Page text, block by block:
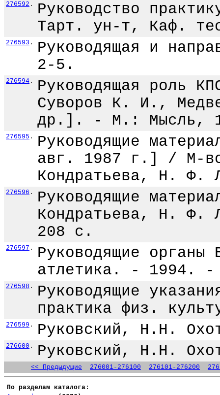
276592 .
Руководство
Тарт. ун-т, Каф.
276593 .
Руководящая и
2-5.
276594 .
Руководящая роль
Суворов К. И.,
др.]. - М.: Мысль,
276595 .
Руководящие
авг. 1987 г.] / М-
Кондратьева, Н.
276596 .
Руководящие
Кондратьева, Н.
208 с.
276597 .
Руководящие
атлетика. -
276598 .
Руководящие
практика физ.
276599 . Руковский, Н.Н.
276600 . Руковский, Н.Н.
<< Предыдущие 276001-276100 276101-276200
По разделам каталога: